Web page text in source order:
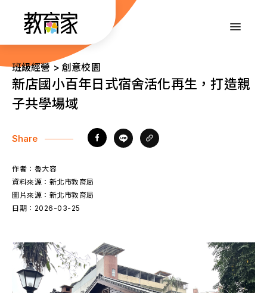
內
::: 班級經營 > 創意校園
新店國小百年日式宿舍活化再生，打造親
子共學場域
Share
作者： 魯大容
資料來源： 新北市教育局
圖片來源： 新北市教育局
日期： 2026-03-25